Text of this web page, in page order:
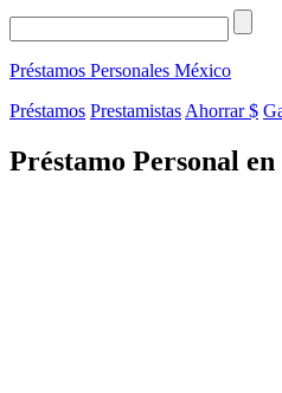
Préstamos Personales México
Préstamos Prestamistas Ahorrar $
Préstamo Personal